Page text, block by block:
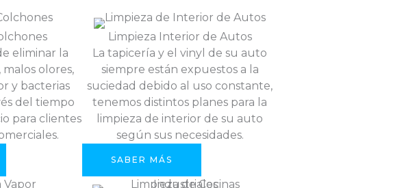
eliminar la
olores,
y bacterias
del tiempo
para clientes
Limpieza Interior de Autos
La tapicería y el vinyl de su auto
siempre están expuestos a la
suciedad debido al uso constante,
tenemos distintos planes para la
limpieza de interior de su auto
según sus necesidades.
SABER MÁS